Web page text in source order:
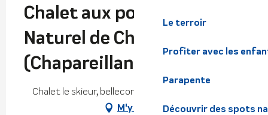
Le terroir
Profiter avec les
Parapente
Découvrir des spots
Chalet aux portes du Parc
Naturel de Chartreuse
(Chapareillan Isère)
Chalet le skieur, bellecombe, 38530 Chapareillan
M'y rendre